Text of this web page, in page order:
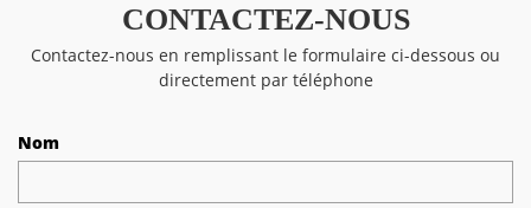
CONTACTEZ-NOUS
Contactez-nous en remplissant le formulaire ci-dessous ou
directement par téléphone
Nom